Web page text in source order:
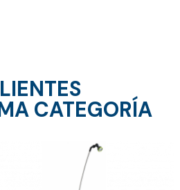
CATEGORÍA